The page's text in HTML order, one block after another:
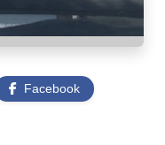
Facebook